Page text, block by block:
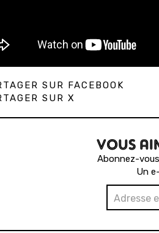
SUR FACEBOOK
SUR X
VOUS
Abonnez-
Un